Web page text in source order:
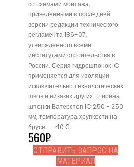
со схемами монтажа,
приведенными в последней
версии редакции технического
регламента 186-07,
утвержденного всеми
институтами строительства в
России. Серия гидрошпонок IC
применяется для изоляции
исключительно технологических
швов и никаких других. Ширина
шпонки Ватерстоп IC 250 - 250
мм, температура хрупкости на
брусе - -40 С.
560₽
ОТПРАВИТЬ ЗАПРОС НА
МАТЕРИАЛ